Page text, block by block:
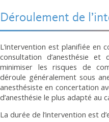
Déroulement de
L’intervention est planifiée en
consultation d’anesthésie
minimiser les risques de
déroule généralement sous
anesthésiste en concertation
d’anesthésie le plus adapté au
La durée de l’intervention est